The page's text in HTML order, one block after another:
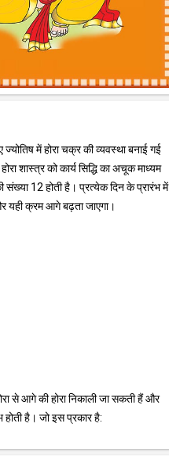
में होरा चक्र की व्यवस्था बनाई गई
शास्त्र को कार्य सिद्धि का अचूक माध्यम
संख्या 12 होती है। प्रत्येक दिन के प्रारंभ में
यही क्रम आगे बढ़ता जाएगा।
से आगे की होरा निकाली जा सकती हैं और
है। जो इस प्रकार है: